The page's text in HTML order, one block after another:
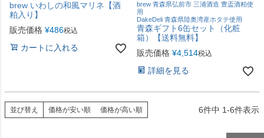
brew いわしの和風マリネ【酒
粕入り】
販売価格 ¥486税込
カートに入れる
brew 青森県弘前市 三浦酒造 豊盃酒粕使
用
DakeDeli 青森県陸奥湾産ホタテ使用
青森ギフト6缶セット（化粧
箱）【送料無料】
販売価格 ¥4,514税込
詳細を見る
並び替え 価格が安い順 価格が高い順 6件中 1-6件表示